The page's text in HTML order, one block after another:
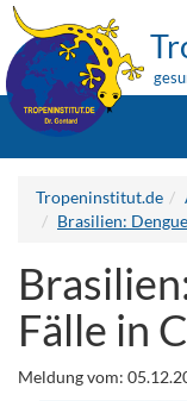
Tropeninstitut.de
Brasilien:
Fälle in
Meldung vom: